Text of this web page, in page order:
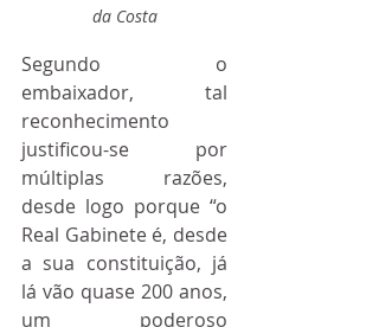
da Costa
Segundo o
embaixador, tal
reconhecimento
justificou-se por
múltiplas razões,
desde logo porque “o
Real Gabinete é, desde
a sua constituição, já
lá vão quase 200 anos,
um poderoso